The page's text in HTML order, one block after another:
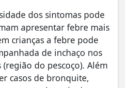
dos sintomas pode
apresentar febre mais
crianças a febre pode
de inchaço nos
do pescoço). Além
casos de bronquite,